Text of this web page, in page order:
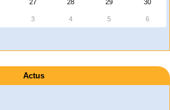
27 28 29 30
3 4 5 6
Actus